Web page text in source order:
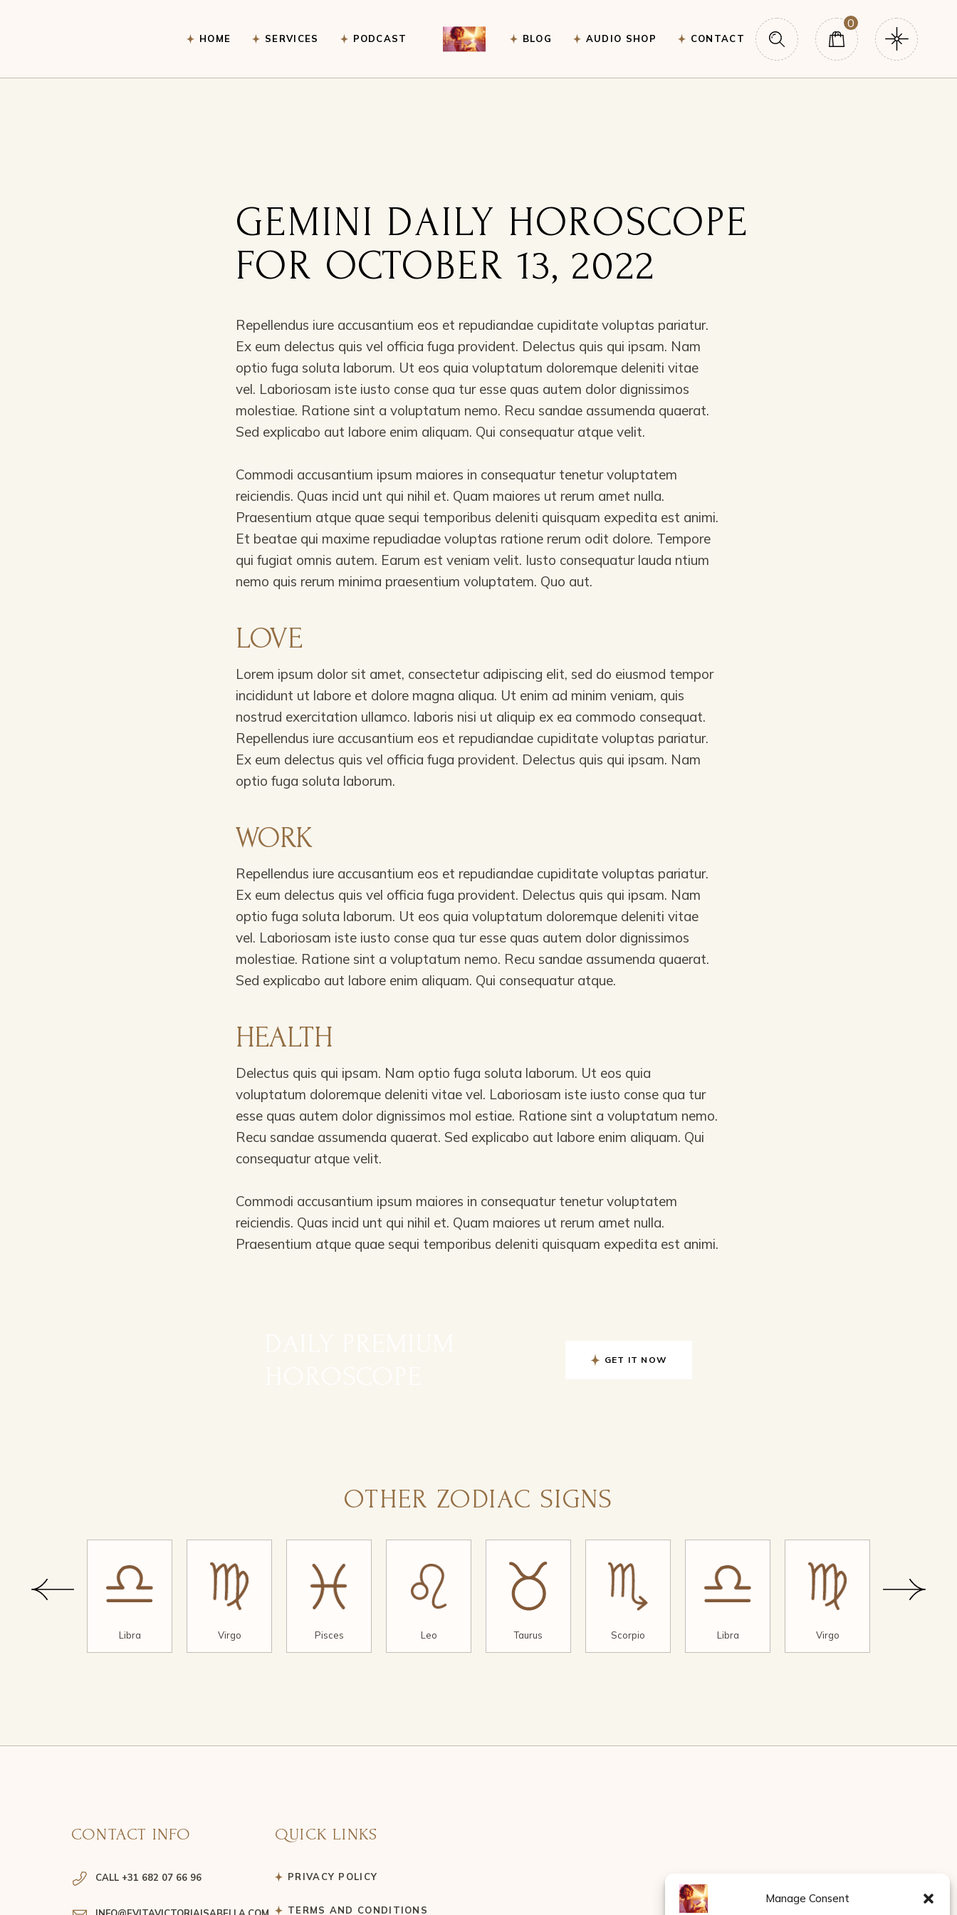
Manage Consent
HOME SERVICES PODCAST BLOG AUDIO SHOP CONTACT
0
GEMINI DAILY HOROSCOPE
FOR OCTOBER 13, 2022
Repellendus iure accusantium eos et repudiandae cupiditate voluptas pariatur.
Ex eum delectus quis vel officia fuga provident. Delectus quis qui ipsam. Nam
optio fuga soluta laborum. Ut eos quia voluptatum doloremque deleniti vitae
vel. Laboriosam iste iusto conse qua tur esse quas autem dolor dignissimos
molestiae. Ratione sint a voluptatum nemo. Recu sandae assumenda quaerat.
Sed explicabo aut labore enim aliquam. Qui consequatur atque velit.
Commodi accusantium ipsum maiores in consequatur tenetur voluptatem
reiciendis. Quas incid unt qui nihil et. Quam maiores ut rerum amet nulla.
Praesentium atque quae sequi temporibus deleniti quisquam expedita est animi.
Et beatae qui maxime repudiadae voluptas ratione rerum odit dolore. Tempore
qui fugiat omnis autem. Earum est veniam velit. Iusto consequatur lauda ntium
nemo quis rerum minima praesentium voluptatem. Quo aut.
LOVE
Lorem ipsum dolor sit amet, consectetur adipiscing elit, sed do eiusmod tempor
incididunt ut labore et dolore magna aliqua. Ut enim ad minim veniam, quis
nostrud exercitation ullamco. laboris nisi ut aliquip ex ea commodo consequat.
Repellendus iure accusantium eos et repudiandae cupiditate voluptas pariatur.
Ex eum delectus quis vel officia fuga provident. Delectus quis qui ipsam. Nam
optio fuga soluta laborum.
WORK
Repellendus iure accusantium eos et repudiandae cupiditate voluptas pariatur.
Ex eum delectus quis vel officia fuga provident. Delectus quis qui ipsam. Nam
optio fuga soluta laborum. Ut eos quia voluptatum doloremque deleniti vitae
vel. Laboriosam iste iusto conse qua tur esse quas autem dolor dignissimos
molestiae. Ratione sint a voluptatum nemo. Recu sandae assumenda quaerat.
Sed explicabo aut labore enim aliquam. Qui consequatur atque.
HEALTH
Delectus quis qui ipsam. Nam optio fuga soluta laborum. Ut eos quia
voluptatum doloremque deleniti vitae vel. Laboriosam iste iusto conse qua tur
esse quas autem dolor dignissimos mol estiae. Ratione sint a voluptatum nemo.
Recu sandae assumenda quaerat. Sed explicabo aut labore enim aliquam. Qui
consequatur atque velit.
Commodi accusantium ipsum maiores in consequatur tenetur voluptatem
reiciendis. Quas incid unt qui nihil et. Quam maiores ut rerum amet nulla.
Praesentium atque quae sequi temporibus deleniti quisquam expedita est animi.
GET IT NOW
OTHER ZODIAC SIGNS
Libra Virgo Pisces Leo Taurus Scorpio Libra Virgo
CONTACT INFO
CALL +31 682 07 66 96
QUICK LINKS
PRIVACY POLICY
TERMS AND CONDITIONS